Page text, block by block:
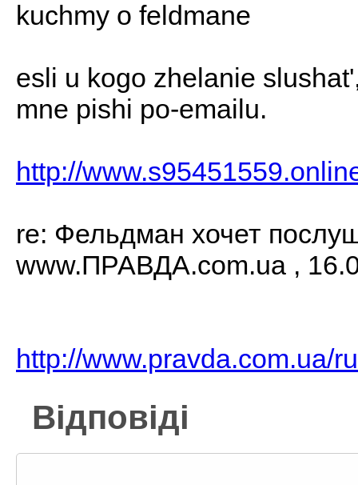
kuchmy o feldmane
esli u kogo zhelanie
mne pishi po-emailu.
http://
re: Фельдман хочет
www.ПРАВДА.com.ua ,
http://www.pravda.com.ua/
Відповіді